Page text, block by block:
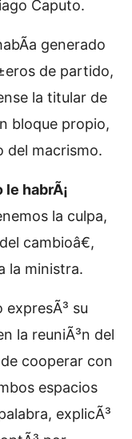
Caputo.
generado
de partido,
la titular de
bloque propio,
del macrismo.
habrÃ¡
la culpa,
cambioâ€,
la ministra.
su
la reuniÃ³n del
cooperar con
espacios
explicÃ³